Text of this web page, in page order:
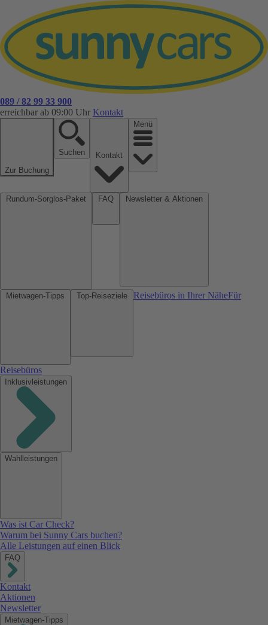
089 / 82 99 33 900
erreichbar ab 09:00 Uhr Kontakt
Zur Buchung
Suchen
Menü
Reisebüros in Ihrer NäheFür
Reisebüros
Inklusivleistungen
Wahlleistungen
Was ist Car Check?
Warum bei Sunny Cars buchen?
Alle Leistungen auf einen Blick
FAQ
Kontakt
Aktionen
Newsletter
Mietwagen-Tipps